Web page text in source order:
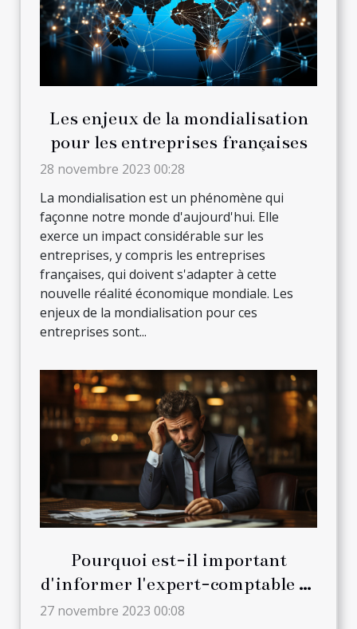
Les enjeux de la mondialisation
pour les entreprises françaises
28 novembre 2023 00:28
La mondialisation est un phénomène qui
façonne notre monde d'aujourd'hui. Elle
exerce un impact considérable sur les
entreprises, y compris les entreprises
françaises, qui doivent s'adapter à cette
nouvelle réalité économique mondiale. Les
enjeux de la mondialisation pour ces
entreprises sont...
Pourquoi est-il important
d'informer l'expert-comptable de
la pénibilité au travail ?
27 novembre 2023 00:08